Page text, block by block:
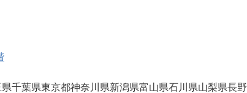
千葉県東京都神奈川県新潟県富山県石川県山梨県長野